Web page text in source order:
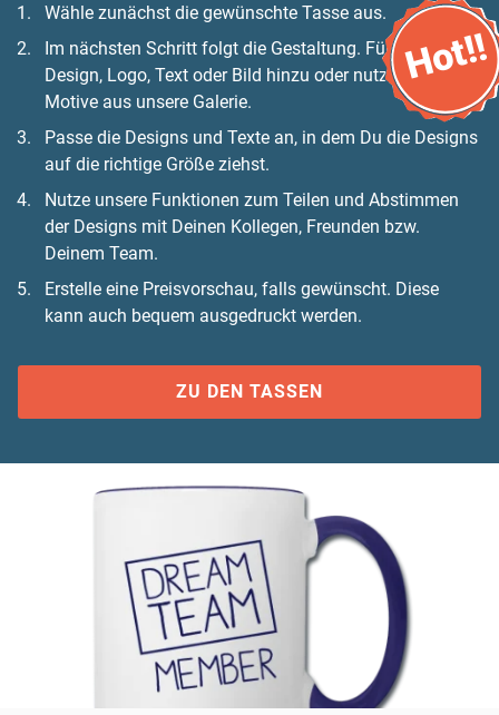
Wähle zunächst die gewünschte Tasse aus.
Im nächsten Schritt folgt die Gestaltung. Füge Dein
Design, Logo, Text oder Bild hinzu oder nutze einfach
Motive aus unsere Galerie.
Passe die Designs und Texte an, in dem Du die Designs
auf die richtige Größe ziehst.
Nutze unsere Funktionen zum Teilen und Abstimmen
der Designs mit Deinen Kollegen, Freunden bzw.
Deinem Team.
Erstelle eine Preisvorschau, falls gewünscht. Diese
kann auch bequem ausgedruckt werden.
ZU DEN TASSEN
Hot!!